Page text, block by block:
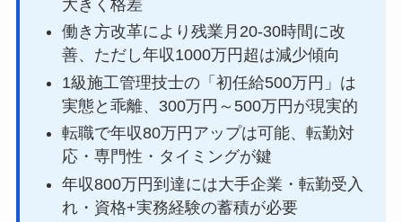
大きく格差
働き方改革により残業月20-30時間に改
善、ただし年収1000万円超は減少傾向
1級施工管理技士の「初任給500万円」は
実態と乖離、300万円～500万円が現実的
転職で年収80万円アップは可能、転勤対
応・専門性・タイミングが鍵
年収800万円到達には大手企業・転勤受入
れ・資格+実務経験の蓄積が必要